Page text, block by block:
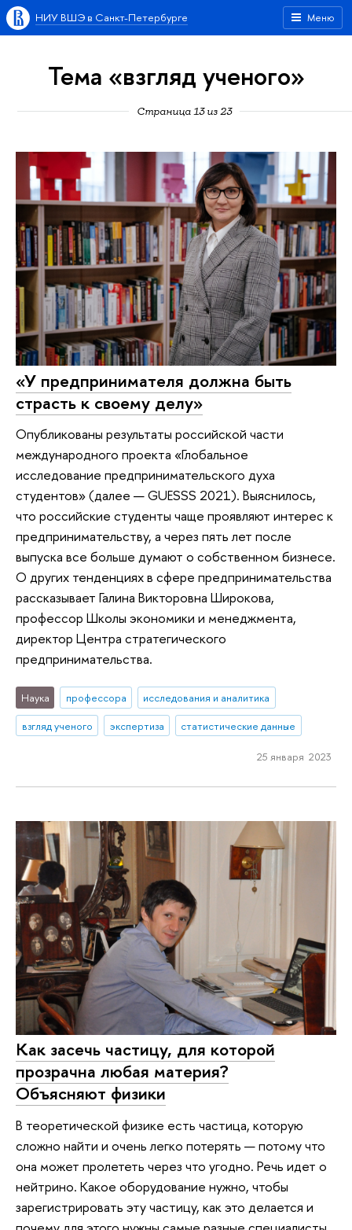
Меню
НИУ ВШЭ в Санкт-Петербурге
Тема «взгляд ученого»
Страница 13 из 23
«У предпринимателя должна быть
страсть к своему делу»
Опубликованы результаты российской части
международного проекта «Глобальное
исследование предпринимательского духа
студентов» (далее — GUESSS 2021). Выяснилось,
что российские студенты чаще проявляют интерес к
предпринимательству, а через пять лет после
выпуска все больше думают о собственном бизнесе.
О других тенденциях в сфере предпринимательства
рассказывает Галина Викторовна Широкова,
профессор Школы экономики и менеджмента,
директор Центра стратегического
предпринимательства.
Наука профессора
исследования и аналитика
взгляд ученого
экспертиза статистические данные
25 января 2023
Как засечь частицу, для которой
прозрачна любая материя?
Объясняют физики
В теоретической физике есть частица, которую
сложно найти и очень легко потерять — потому что
она может пролететь через что угодно. Речь идет о
нейтрино. Какое оборудование нужно, чтобы
зарегистрировать эту частицу, как это делается и